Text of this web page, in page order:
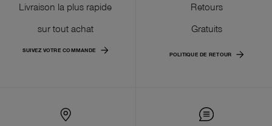
Livraison la plus rapide
sur tout achat
SUIVEZ VOTRE COMMANDE
Retours
Gratuits
POLITIQUE DE RETOUR